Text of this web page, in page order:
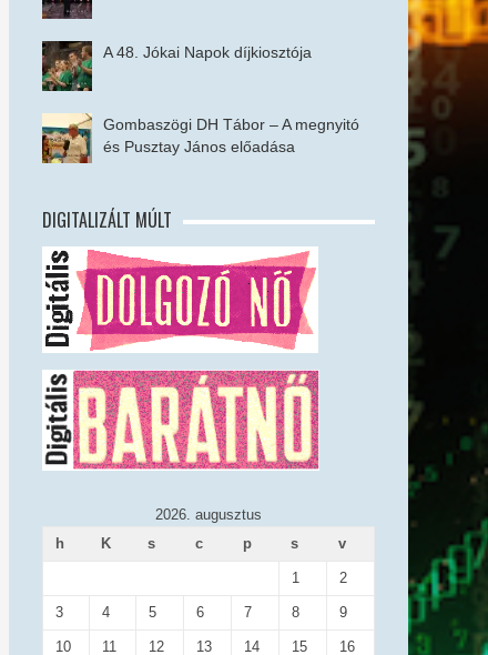
A 48. Jókai Napok díjkiosztója
Gombaszögi DH Tábor – A megnyitó
és Pusztay János előadása
DIGITALIZÁLT MÚLT
2026. augusztus
h
K s c p s v
1 2
3 4 5 6 7 8 9
10 11 12 13 14 15 16